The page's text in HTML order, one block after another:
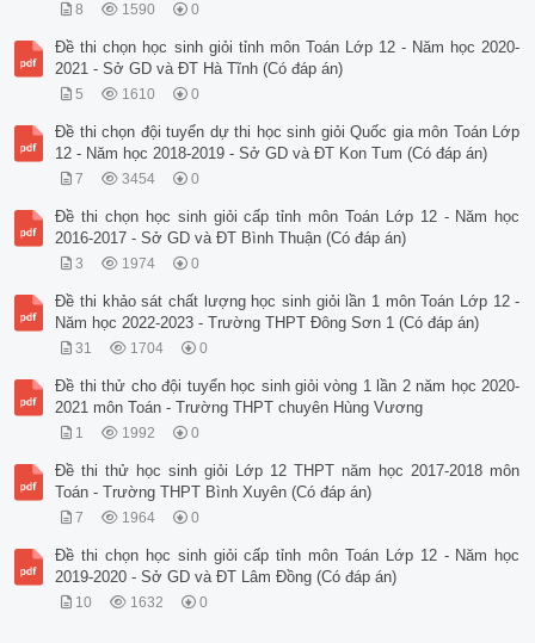
8 1590 0
Đề thi chọn học sinh giỏi tỉnh môn Toán Lớp 12 - Năm học 2020-
2021 - Sở GD và ĐT Hà Tĩnh (Có đáp án)
5 1610 0
Đề thi chọn đội tuyển dự thi học sinh giỏi Quốc gia môn Toán Lớp
12 - Năm học 2018-2019 - Sở GD và ĐT Kon Tum (Có đáp án)
7 3454 0
Đề thi chọn học sinh giỏi cấp tỉnh môn Toán Lớp 12 - Năm học
2016-2017 - Sở GD và ĐT Bình Thuận (Có đáp án)
3 1974 0
Đề thi khảo sát chất lượng học sinh giỏi lần 1 môn Toán Lớp 12 -
Năm học 2022-2023 - Trường THPT Đông Sơn 1 (Có đáp án)
31 1704 0
Đề thi thử cho đội tuyển học sinh giỏi vòng 1 lần 2 năm học 2020-
2021 môn Toán - Trường THPT chuyên Hùng Vương
1 1992 0
Đề thi thử học sinh giỏi Lớp 12 THPT năm học 2017-2018 môn
Toán - Trường THPT Bình Xuyên (Có đáp án)
7 1964 0
Đề thi chọn học sinh giỏi cấp tỉnh môn Toán Lớp 12 - Năm học
2019-2020 - Sở GD và ĐT Lâm Đồng (Có đáp án)
10 1632 0